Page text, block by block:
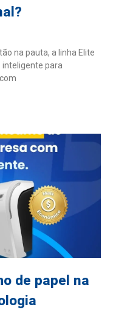
na pauta, a linha Elite
inteligente para
de papel na